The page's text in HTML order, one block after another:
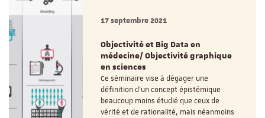
17 septembre 2021
Objectivité et Big Data en
médecine/ Objectivité graphique
en sciences
Ce séminaire vise à dégager une
définition d’un concept épistémique
beaucoup moins étudié que ceux de
vérité et de rationalité, mais néanmoins